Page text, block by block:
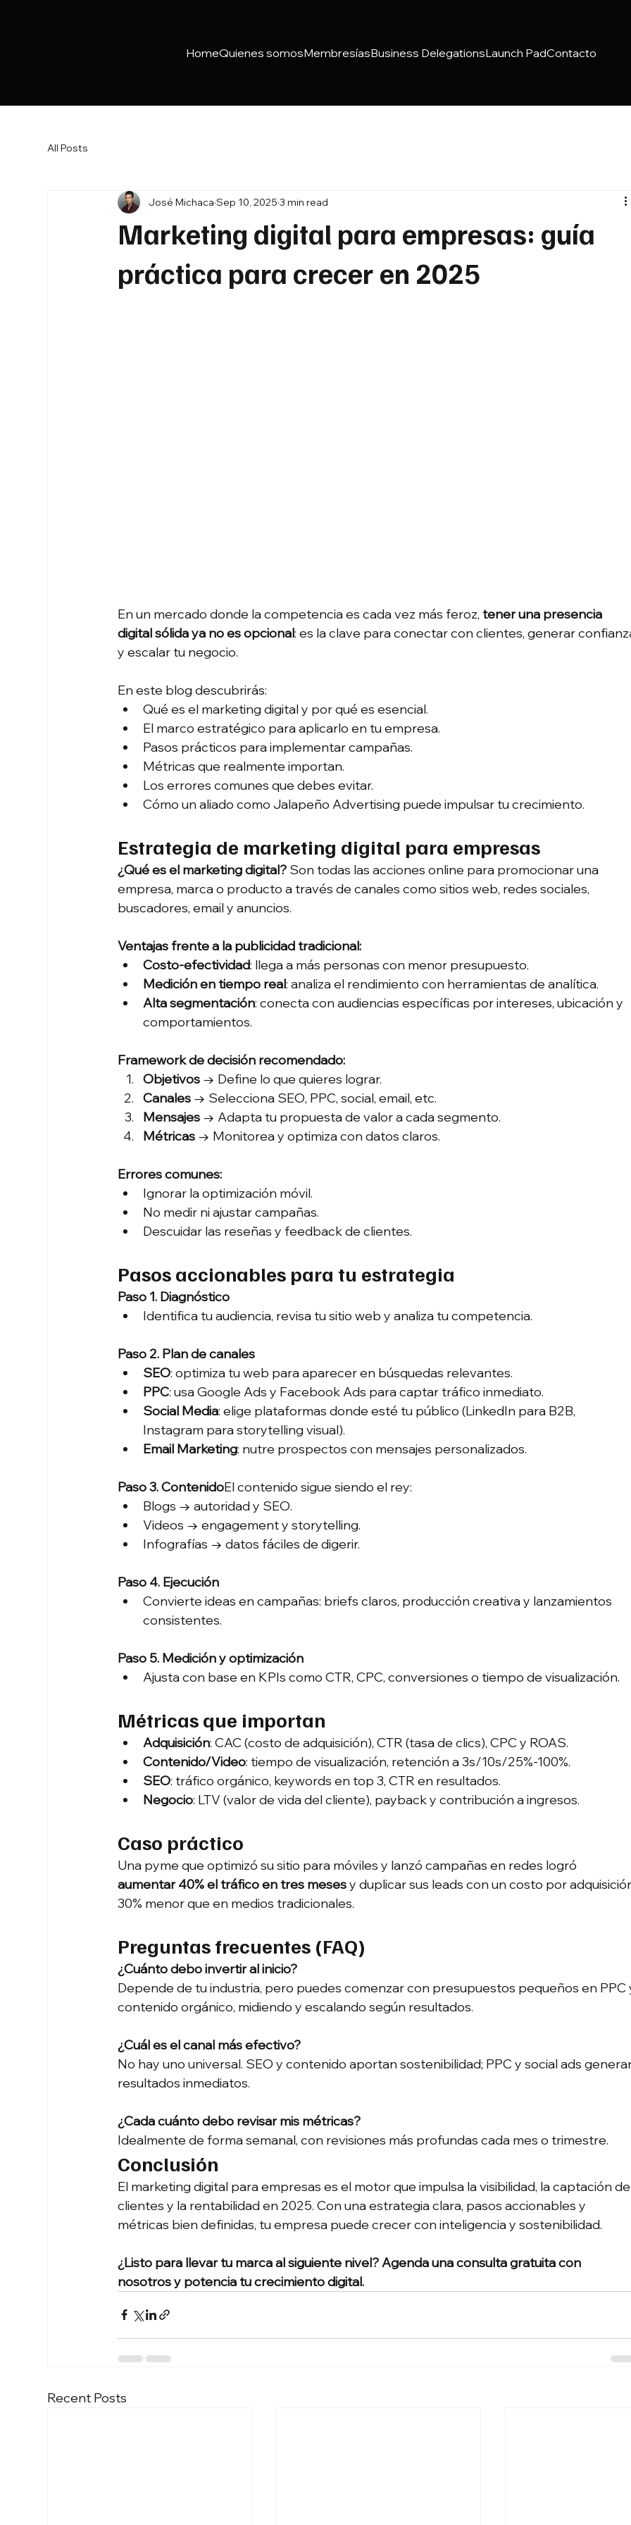
HomeQuienes somosMembresíasBusiness DelegationsLaunch PadContacto
All Posts
Marketing digital para empresas: guía
práctica para crecer en 2025
José Michaca Sep 10, 2025 3 min read
En un mercado donde la competencia es cada vez más feroz, tener una presencia
digital sólida ya no es opcional: es la clave para conectar con clientes, generar
y escalar tu negocio.
En este blog descubrirás:
Qué es el marketing digital y por qué es esencial.
El marco estratégico para aplicarlo en tu empresa.
Pasos prácticos para implementar campañas.
Métricas que realmente importan.
Los errores comunes que debes evitar.
Cómo un aliado como Jalapeño Advertising puede impulsar tu crecimiento.
Estrategia de marketing digital para empresas
¿Qué es el marketing digital? Son todas las acciones online para promocionar una
empresa, marca o producto a través de canales como sitios web, redes sociales,
buscadores, email y anuncios.
Ventajas frente a la publicidad tradicional:
Costo-efectividad: llega a más personas con menor presupuesto.
Medición en tiempo real: analiza el rendimiento con herramientas de analítica.
Alta segmentación: conecta con audiencias específicas por intereses, ubicación y
comportamientos.
Framework de decisión recomendado:
Objetivos → Define lo que quieres lograr.
Canales → Selecciona SEO, PPC, social, email, etc.
Mensajes → Adapta tu propuesta de valor a cada segmento.
Métricas → Monitorea y optimiza con datos claros.
Errores comunes:
Ignorar la optimización móvil.
No medir ni ajustar campañas.
Descuidar las reseñas y feedback de clientes.
Pasos accionables para tu estrategia
Paso 1. Diagnóstico
Identifica tu audiencia, revisa tu sitio web y analiza tu competencia.
Paso 2. Plan de canales
SEO: optimiza tu web para aparecer en búsquedas relevantes.
PPC: usa Google Ads y Facebook Ads para captar tráfico inmediato.
Social Media: elige plataformas donde esté tu público (LinkedIn para B2B,
Instagram para storytelling visual).
Email Marketing: nutre prospectos con mensajes personalizados.
Paso 3. ContenidoEl contenido sigue siendo el rey:
Blogs → autoridad y SEO.
Videos → engagement y storytelling.
Infografías → datos fáciles de digerir.
Paso 4. Ejecución
Convierte ideas en campañas: briefs claros, producción creativa y lanzamientos
consistentes.
Paso 5. Medición y optimización
Ajusta con base en KPIs como CTR, CPC, conversiones o tiempo de visualización.
Métricas que importan
Adquisición: CAC (costo de adquisición), CTR (tasa de clics), CPC y ROAS.
Contenido/Video: tiempo de visualización, retención a 3s/10s/25%-100%.
SEO: tráfico orgánico, keywords en top 3, CTR en resultados.
Negocio: LTV (valor de vida del cliente), payback y contribución a ingresos.
Caso práctico
Una pyme que optimizó su sitio para móviles y lanzó campañas en redes logró
aumentar 40% el tráfico en tres meses y duplicar sus leads con un costo por
30% menor que en medios tradicionales.
Preguntas frecuentes (FAQ)
¿Cuánto debo invertir al inicio?
Depende de tu industria, pero puedes comenzar con presupuestos pequeños en
contenido orgánico, midiendo y escalando según resultados.
¿Cuál es el canal más efectivo?
No hay uno universal. SEO y contenido aportan sostenibilidad; PPC y social ads
resultados inmediatos.
¿Cada cuánto debo revisar mis métricas?
Idealmente de forma semanal, con revisiones más profundas cada mes o trimestre.
Conclusión
El marketing digital para empresas es el motor que impulsa la visibilidad, la captación
clientes y la rentabilidad en 2025. Con una estrategia clara, pasos accionables y
métricas bien definidas, tu empresa puede crecer con inteligencia y sostenibilidad.
¿Listo para llevar tu marca al siguiente nivel? Agenda una consulta gratuita con
nosotros y potencia tu crecimiento digital.
Recent Posts